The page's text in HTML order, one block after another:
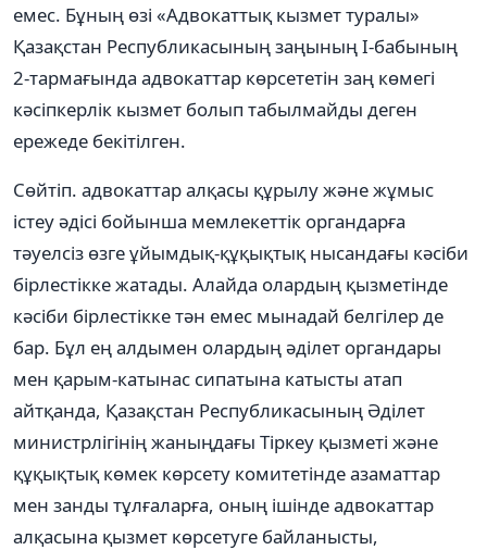
емес. Бұның өзі «Адвокаттық кызмет туралы»
Қазақстан Республикасының заңының І-бабының
2-тармағында адвокаттар көрсететін заң көмегі
кәсіпкерлік кызмет болып табылмайды деген
ережеде бекітілген.
Сөйтіп. адвокаттар алқасы құрылу және жұмыс
істеу әдісі бойынша мемлекеттік органдарға
тәуелсіз өзге ұйымдық-құқықтық нысандағы кәсіби
бірлестікке жатады. Алайда олардың қызметінде
кәсіби бірлестікке тән емес мынадай белгілер де
бар. Бұл ең алдымен олардың әділет органдары
мен қарым-катынас сипатына катысты атап
айтқанда, Қазақстан Республикасының Әділет
министрлігінің жаныңдағы Тіркеу қызметі және
құқықтық көмек көрсету комитетінде азаматтар
мен занды тұлғаларға, оның ішінде адвокаттар
алқасына қызмет көрсетуге байланысты,